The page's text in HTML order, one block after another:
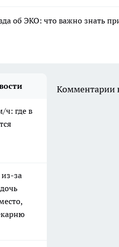
об ЭКО: что важно знать
ч: где в
за
Комментарии